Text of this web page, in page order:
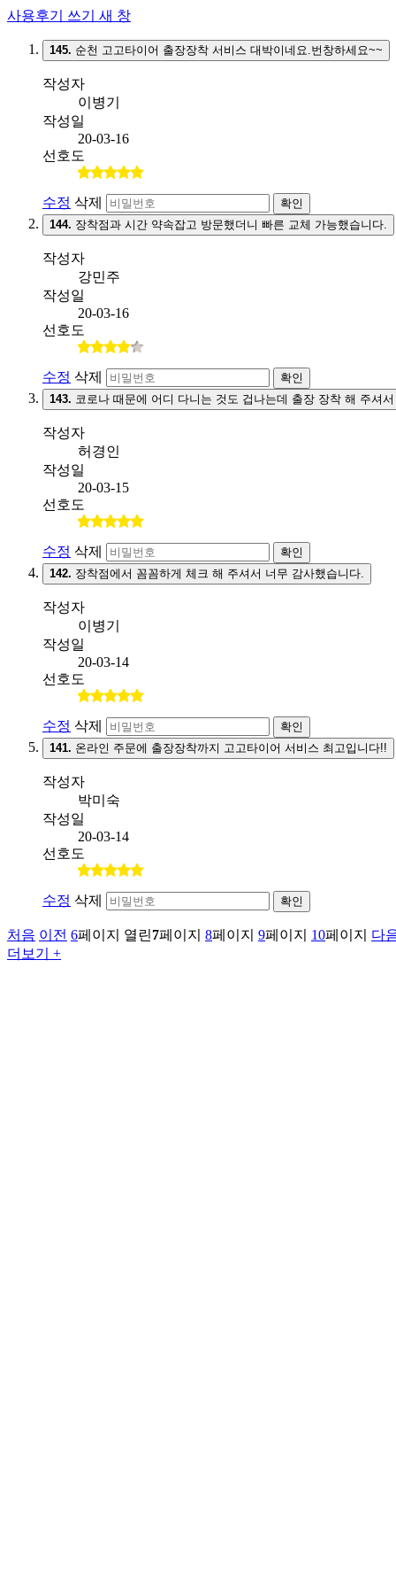
사용후기 쓰기 새 창
145. 순천 고고타이어 출장장착 서비스 대박이네요.번창하세요~~
작성자
이병기
작성일
20-03-16
선호도
수정 삭제
확인
144. 장착점과 시간 약속잡고 방문했더니 빠른 교체 가능했습니다.
작성자
강민주
작성일
20-03-16
선호도
수정 삭제
확인
143. 코로나 때문에 어디 다니는 것도 겁나는데 출장 장착 해 주셔
작성자
허경인
작성일
20-03-15
선호도
수정 삭제
확인
142. 장착점에서 꼼꼼하게 체크 해 주셔서 너무 감사했습니다.
작성자
이병기
작성일
20-03-14
선호도
수정 삭제
확인
141. 온라인 주문에 출장장착까지 고고타이어 서비스 최고입니다!!
작성자
박미숙
작성일
20-03-14
선호도
수정 삭제 확인
처음 이전 6페이지 열린7페이지 8페이지 9페이지 10페이지
다
더보기 +